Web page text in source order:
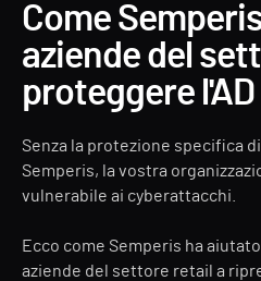
Come
aziende del
proteggere l'AD
Senza la protezione specifica
Semperis, la vostra
vulnerabile ai cyberattacchi.
Ecco come Semperis ha
aziende del settore retail a